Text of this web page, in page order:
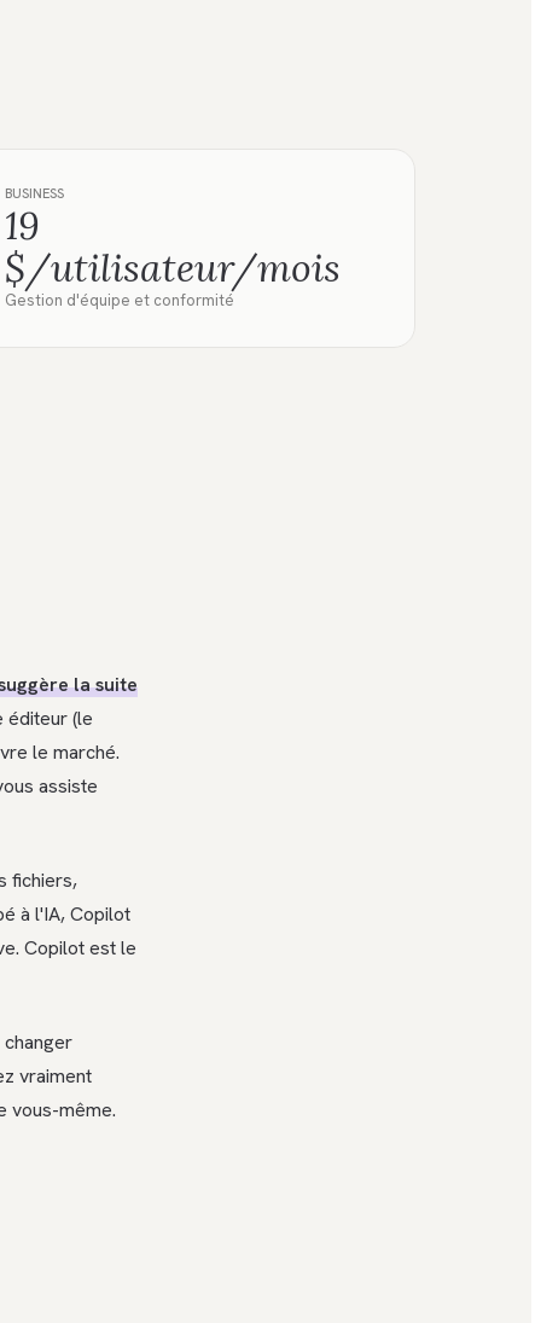
BUSINESS
19
$/utilisateur/mois
Gestion d'équipe et conformité
la suite
éditeur (le
le marché.
assiste
fichiers,
à l'IA, Copilot
Copilot est le
vraiment
vous-même.